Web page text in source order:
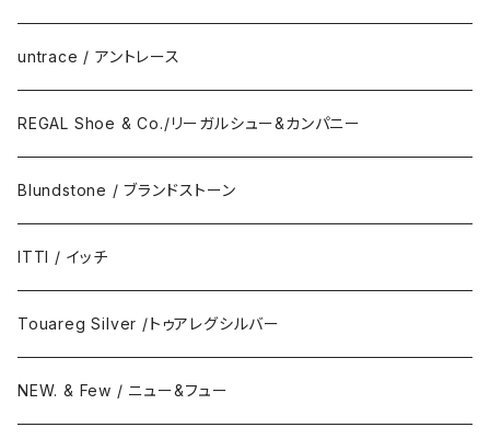
untrace / アントレース
REGAL Shoe & Co./リーガルシュー&カンパニー
Blundstone / ブランドストーン
ITTI / イッチ
Touareg Silver /トゥアレグシルバー
NEW. & Few / ニュー&フュー